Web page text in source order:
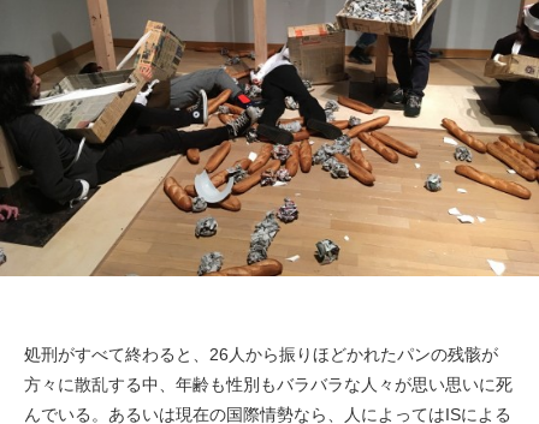
処刑がすべて終わると、26人から振りほどかれたパンの残骸が
方々に散乱する中、年齢も性別もバラバラな人々が思い思いに死
んでいる。あるいは現在の国際情勢なら、人によってはISによる